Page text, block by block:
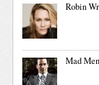
Robin
Mad